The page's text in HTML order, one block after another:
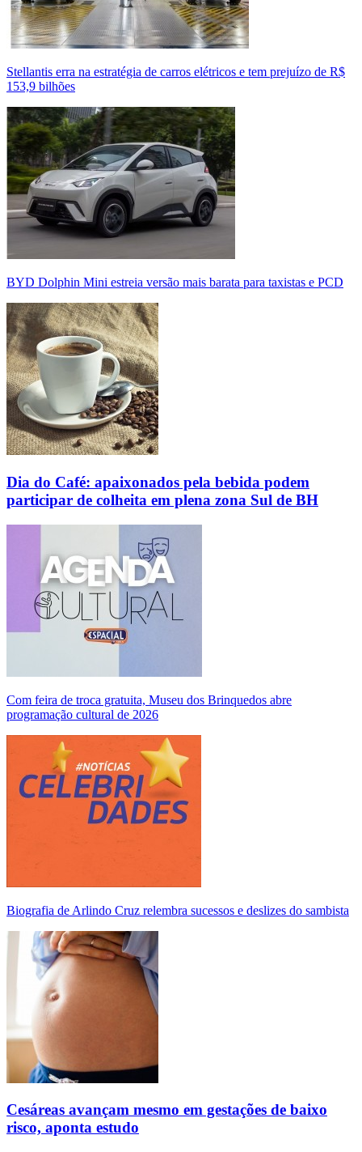
Stellantis erra na estratégia de carros elétricos e tem prejuízo de R$
153,9 bilhões
BYD Dolphin Mini estreia versão mais barata para taxistas e PCD
Dia do Café: apaixonados pela bebida podem
participar de colheita em plena zona Sul de BH
Com feira de troca gratuita, Museu dos Brinquedos abre
programação cultural de 2026
Biografia de Arlindo Cruz relembra sucessos e deslizes do sambista
Cesáreas avançam mesmo em gestações de baixo
risco, aponta estudo